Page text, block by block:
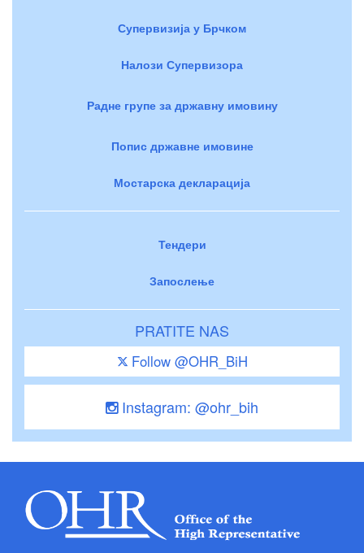
Супервизија у Брчком
Налози Супервизора
Радне групе за државну имовину
Попис државне имовине
Мостарска декларација
Тендери
Запослење
PRATITE NAS
Follow @OHR_BiH
Instagram: @ohr_bih